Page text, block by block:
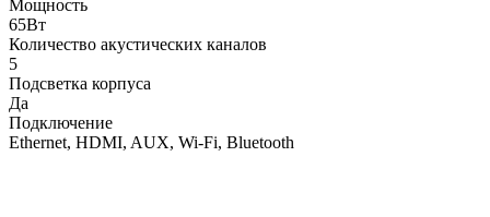
Мощность
65Вт
Количество акустических каналов
5
Подсветка корпуса
Да
Подключение
Ethernet, HDMI, AUX, Wi-Fi, Bluetooth